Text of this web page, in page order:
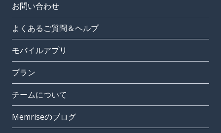
お問い合わせ
よくあるご質問＆ヘルプ
モバイルアプリ
プラン
チームについて
Memriseのブログ